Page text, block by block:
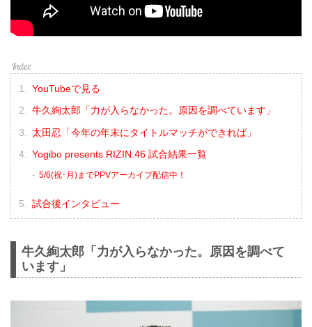
YouTubeで見る
牛久絢太郎「力が入らなかった。原因を調べています」
太田忍「今年の年末にタイトルマッチができれば」
Yogibo presents RIZIN.46 試合結果一覧
5/6(祝･月)までPPVアーカイブ配信中！
試合後インタビュー
牛久絢太郎「力が入らなかった。原因を調べて
います」